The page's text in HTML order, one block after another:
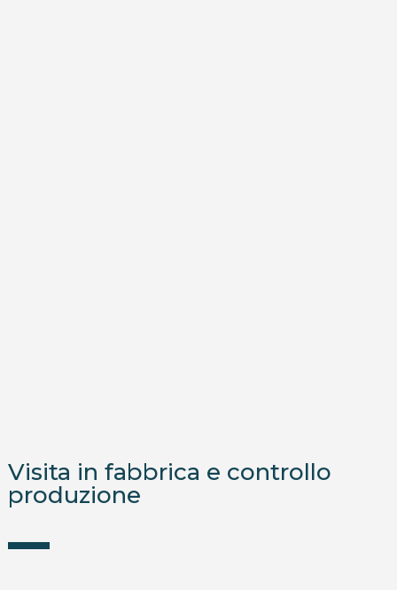
Visita in fabbrica e controllo
produzione